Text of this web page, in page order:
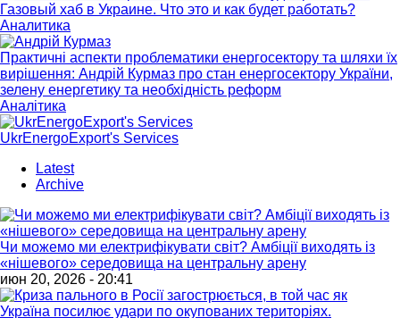
Газовый хаб в Украине. Что это и как будет работать?
Аналитика
Практичні аспекти проблематики енергосектору та шляхи їх
вирішення: Андрій Курмаз про стан енергосектору України,
зелену енергетику та необхідність реформ
Аналітика
UkrEnergoExport's Services
Latest
Archive
Чи можемо ми електрифікувати світ? Амбіції виходять із
«нішевого» середовища на центральну арену
июн 20, 2026 - 20:41